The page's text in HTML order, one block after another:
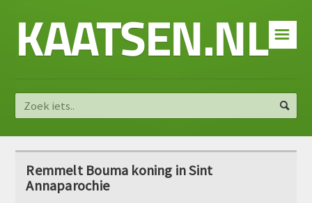
☰
KAATSEN.NL
Remmelt Bouma koning in Sint
Annaparochie